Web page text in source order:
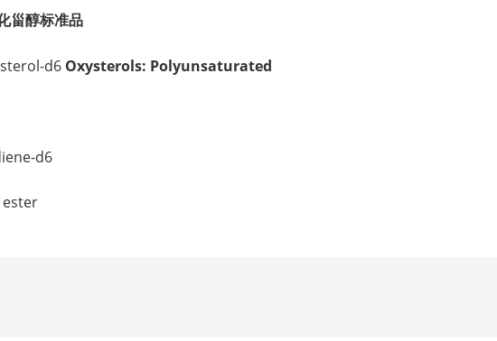
甾醇标准品
d6 Oxysterols: Polyunsaturated
d6
ester